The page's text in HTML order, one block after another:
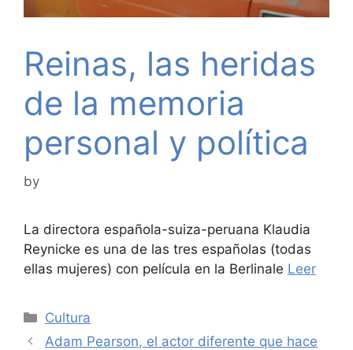
Reinas, las heridas
de la memoria
personal y política
by
La directora española-suiza-peruana Klaudia
Reynicke es una de las tres españolas (todas
ellas mujeres) con película en la Berlinale Leer
Categories
Cultura
Adam Pearson, el actor diferente que hace